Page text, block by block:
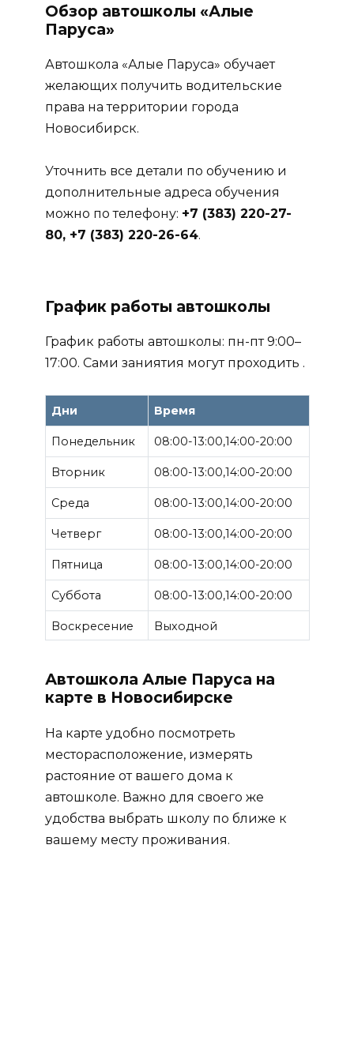
Обзор автошколы «Алые
Паруса»
Автошкола «Алые Паруса» обучает
желающих получить водительские
права на территории города
Новосибирск.
Уточнить все детали по обучению и
дополнительные адреса обучения
можно по телефону: +7 (383) 220-27-
80, +7 (383) 220-26-64.
График работы автошколы
График работы автошколы: пн-пт 9:00–
17:00. Сами заниятия могут проходить .
Дни Время
Понедельник 08:00-13:00,14:00-20:00
Вторник 08:00-13:00,14:00-20:00
Среда 08:00-13:00,14:00-20:00
Четверг 08:00-13:00,14:00-20:00
Пятница 08:00-13:00,14:00-20:00
Суббота 08:00-13:00,14:00-20:00
Воскресение Выходной
Автошкола Алые Паруса на
карте в Новосибирске
На карте удобно посмотреть
месторасположение, измерять
растояние от вашего дома к
автошколе. Важно для своего же
удобства выбрать школу по ближе к
вашему месту проживания.